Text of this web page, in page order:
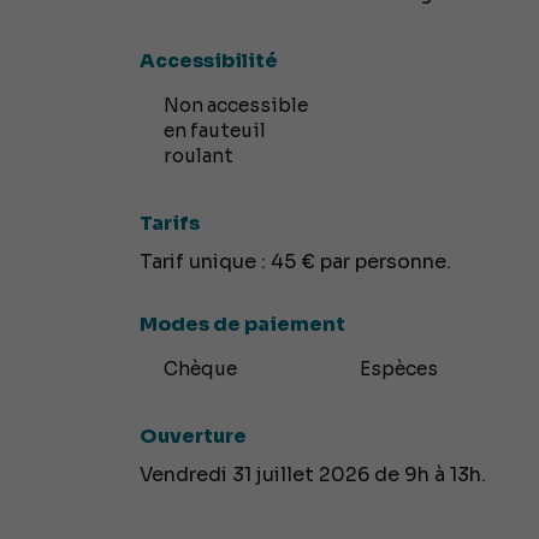
Accessibilité
Non accessible
en fauteuil
roulant
Tarifs
Tarif unique : 45 € par personne.
Modes de paiement
Chèque Espèces
Ouverture
Vendredi 31 juillet 2026 de 9h à 13h.